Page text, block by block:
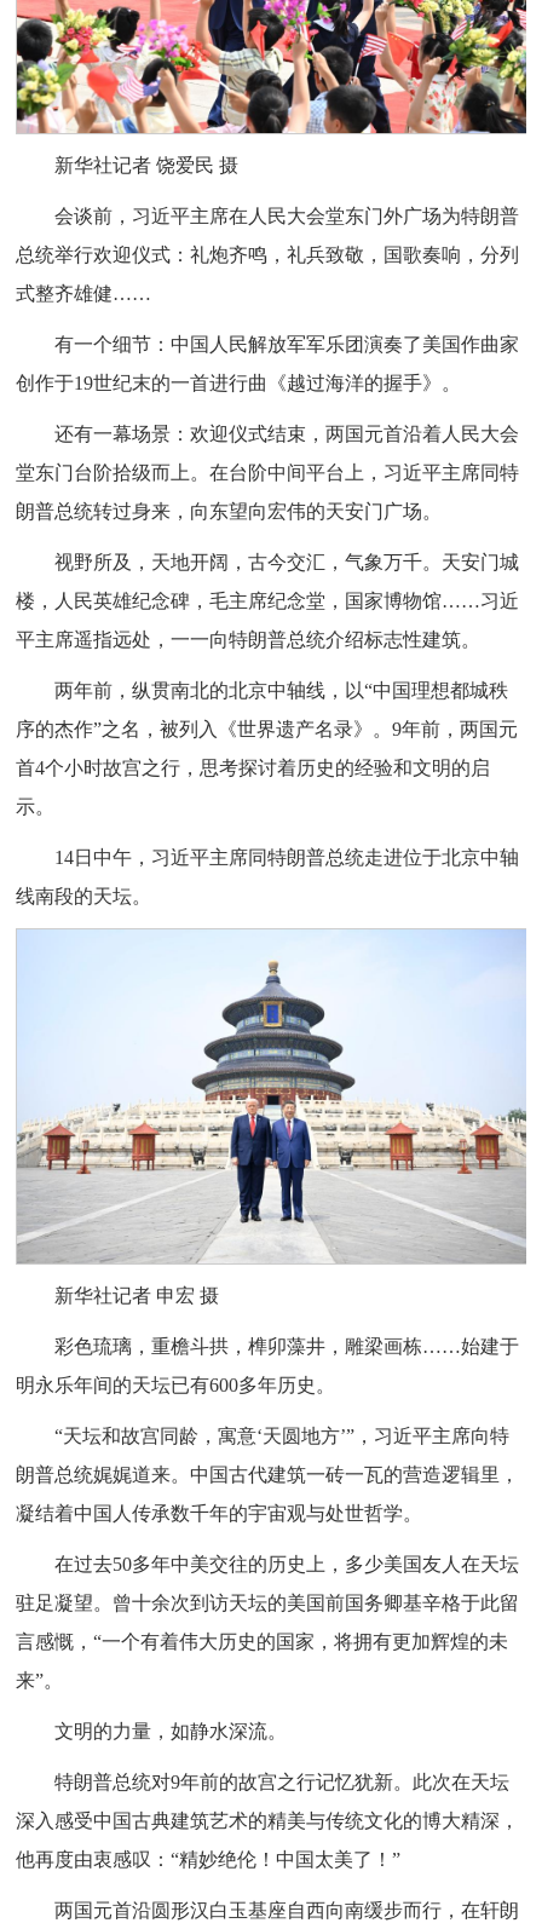
新华社记者 饶爱民 摄
会谈前，习近平主席在人民大会堂东门外广场为特朗普
总统举行欢迎仪式：礼炮齐鸣，礼兵致敬，国歌奏响，分列
式整齐雄健……
有一个细节：中国人民解放军军乐团演奏了美国作曲家
创作于19世纪末的一首进行曲《越过海洋的握手》。
还有一幕场景：欢迎仪式结束，两国元首沿着人民大会
堂东门台阶拾级而上。在台阶中间平台上，习近平主席同特
朗普总统转过身来，向东望向宏伟的天安门广场。
视野所及，天地开阔，古今交汇，气象万千。天安门城
楼，人民英雄纪念碑，毛主席纪念堂，国家博物馆……习近
平主席遥指远处，一一向特朗普总统介绍标志性建筑。
两年前，纵贯南北的北京中轴线，以“中国理想都城秩
序的杰作”之名，被列入《世界遗产名录》。9年前，两国元
首4个小时故宫之行，思考探讨着历史的经验和文明的启
示。
14日中午，习近平主席同特朗普总统走进位于北京中轴
线南段的天坛。
新华社记者 申宏 摄
彩色琉璃，重檐斗拱，榫卯藻井，雕梁画栋……始建于
明永乐年间的天坛已有600多年历史。
“天坛和故宫同龄，寓意‘天圆地方’”，习近平主席向特
朗普总统娓娓道来。中国古代建筑一砖一瓦的营造逻辑里，
凝结着中国人传承数千年的宇宙观与处世哲学。
在过去50多年中美交往的历史上，多少美国友人在天坛
驻足凝望。曾十余次到访天坛的美国前国务卿基辛格于此留
言感慨，“一个有着伟大历史的国家，将拥有更加辉煌的未
来”。
文明的力量，如静水深流。
特朗普总统对9年前的故宫之行记忆犹新。此次在天坛
深入感受中国古典建筑艺术的精美与传统文化的博大精深，
他再度由衷感叹：“精妙绝伦！中国太美了！”
两国元首沿圆形汉白玉基座自西向南缓步而行，在轩朗